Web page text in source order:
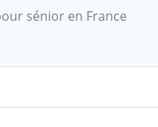
sénior en France